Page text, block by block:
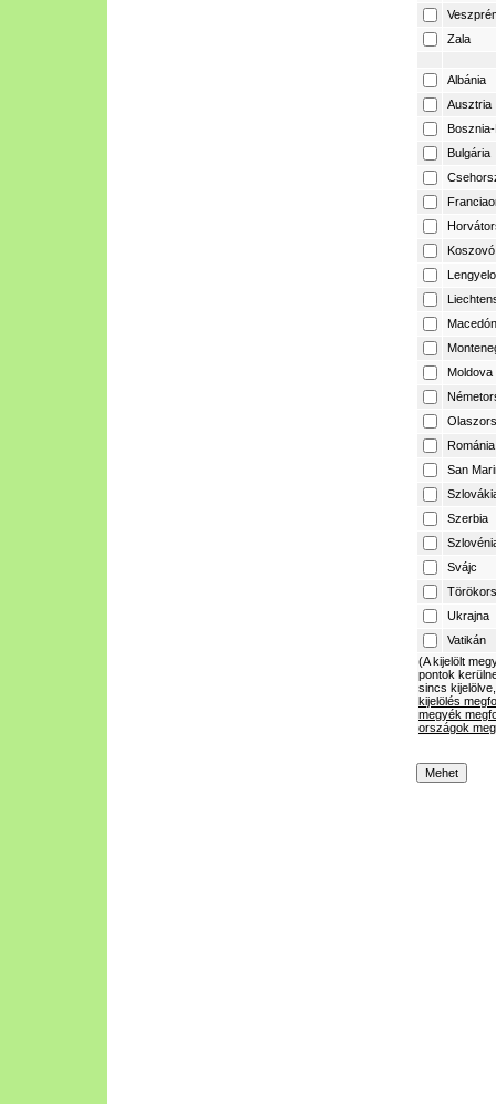
Zala
Albánia
Ausztria
Bulgária
Koszovó
Moldova
Románia
San
Szerbia
Svájc
Ukrajna
Vatikán
(A kijelölt
pontok
sincs
kijelölés
megyék
országok